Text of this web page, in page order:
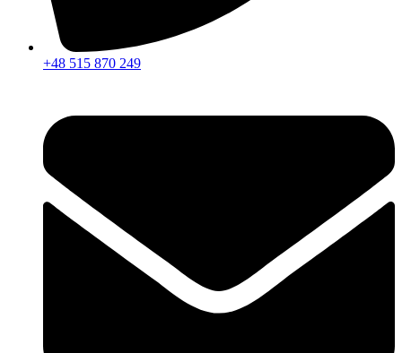
+48 515 870 249